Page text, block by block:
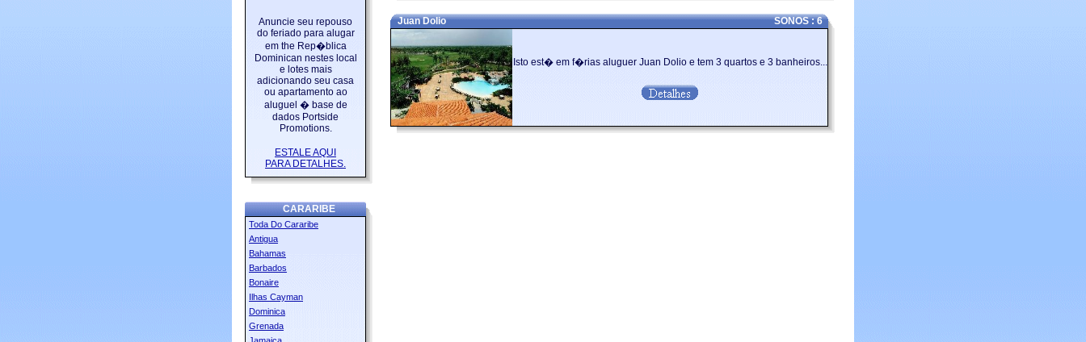
Anuncie seu repouso
do feriado para alugar
em the Rep�blica
Dominican nestes local
e lotes mais
adicionando seu casa
ou apartamento ao
aluguel � base de
dados Portside
Promotions.
ESTALE AQUI
PARA DETALHES.
CARARIBE
Toda Do Cararibe
Antigua
Bahamas
Barbados
Bonaire
Ilhas Cayman
Dominica
Grenada
Juan Dolio SONOS : 6
Isto est� em f�rias aluguer Juan Dolio e tem 3 quartos e 3 banheiros...